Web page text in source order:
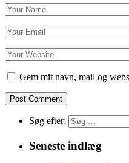
Gem mit navn, mail og
Søg efter:
Seneste indlæg